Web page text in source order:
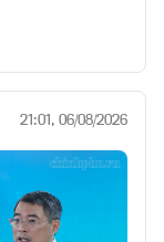
21:01, 06/08/2026